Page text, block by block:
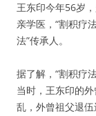
王东印今年56岁
亲学医，“割积疗
法”传承人。
据了解，“割积疗
当时，王东印的
乱，外曾祖父退